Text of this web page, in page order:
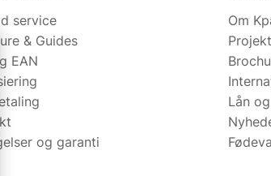
service
& Guides
EAN
og garanti
Om
Lån